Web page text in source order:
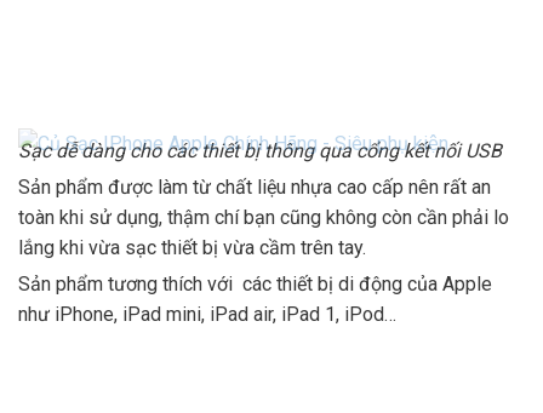
Sạc dễ dàng cho các thiết bị thông qua cổng kết nối USB
Sản phẩm được làm từ chất liệu nhựa cao cấp nên rất an
toàn khi sử dụng, thậm chí bạn cũng không còn cần phải lo
lắng khi vừa sạc thiết bị vừa cầm trên tay.
Sản phẩm tương thích với các thiết bị di động của Apple
như iPhone, iPad mini, iPad air, iPad 1, iPod…